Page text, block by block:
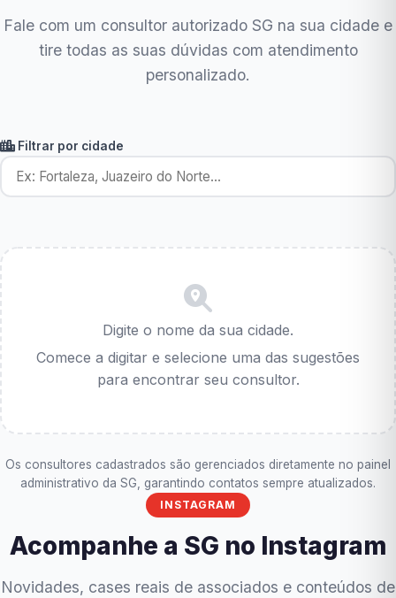
Fale com um consultor autorizado SG na sua cidade e
tire todas as suas dúvidas com atendimento
personalizado.
Filtrar por cidade
Digite o nome da sua cidade.
Comece a digitar e selecione uma das sugestões
para encontrar seu consultor.
Os consultores cadastrados são gerenciados diretamente no painel
administrativo da SG, garantindo contatos sempre atualizados.
INSTAGRAM
Acompanhe a SG no Instagram
Novidades, cases reais de associados e conteúdos de